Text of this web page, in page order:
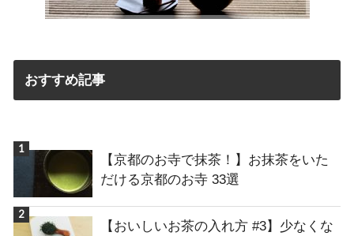
おすすめ記事
【京都のお寺で抹茶！】お抹茶をいた
だける京都のお寺 33選
【おいしいお茶の入れ方 #3】少なくな